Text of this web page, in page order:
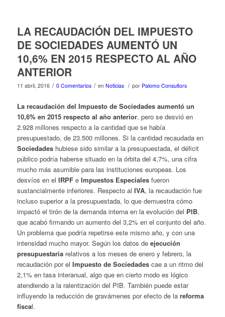
LA RECAUDACIÓN DEL IMPUESTO
DE SOCIEDADES AUMENTÓ UN
10,6% EN 2015 RESPECTO AL AÑO
ANTERIOR
11 abril, 2016 / 0 Comentarios / en Noticias / por Palomo Consultors
La recaudación del Impuesto de Sociedades aumentó un
10,6% en 2015 respecto al año anterior, pero se desvió en
2.928 millones respecto a la cantidad que se había
presupuestado, de 23.500 millones. Si la cantidad recaudada en
Sociedadeshubiese sido similar a la presupuestada, el déficit
público podría haberse situado en la órbita del 4,7%, una cifra
mucho más asumible para las instituciones europeas. Los
desvíos en el IRPFe Impuestos Especialesfueron
sustancialmente inferiores. Respecto al IVA, la recaudación fue
incluso superior a la presupuestada, lo que demuestra cómo
impactó el tirón de la demanda interna en la evolución del PIB,
que acabó firmando un aumento del 3,2% en el conjunto del año.
Un problema que podría repetirse este mismo año, y con una
intensidad mucho mayor. Según los datos de ejecución
presupuestariarelativos a los meses de enero y febrero, la
recaudación por el Impuesto de Sociedadescae a un ritmo del
2,1% en tasa interanual, algo que en cierto modo es lógico
atendiendo a la ralentización del PIB. También puede estar
influyendo la reducción de gravámenes por efecto de la reforma
fiscal.